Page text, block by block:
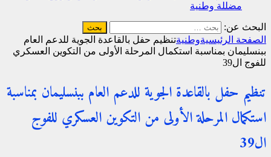
مضللة وطنية
البحث عن:
الصفحة الرئيسيةوطنيةتنظيم حفل بالقاعدة الجوية للدعم العام
ببنسليمان بمناسبة استكمال المرحلة الأولى من التكوين العسكري
للفوج ال39
تنظيم حفل بالقاعدة الجوية للدعم العام ببنسليمان بمناسبة
استكمال المرحلة الأولى من التكوين العسكري للفوج
ال39